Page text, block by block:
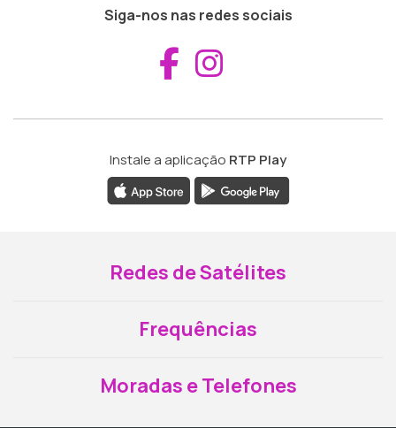
Siga-nos nas redes sociais
Aceder ao
Instale a aplicação RTP Play
Redes de Satélites
Frequências
Moradas e Telefones